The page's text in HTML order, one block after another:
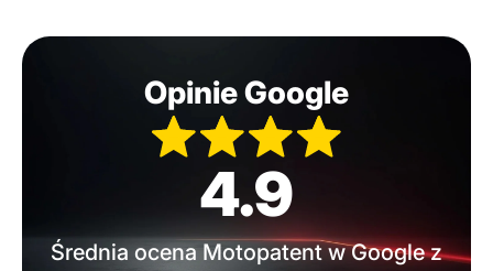
Opinie Google
4.9
Średnia ocena Motopatent w Google z